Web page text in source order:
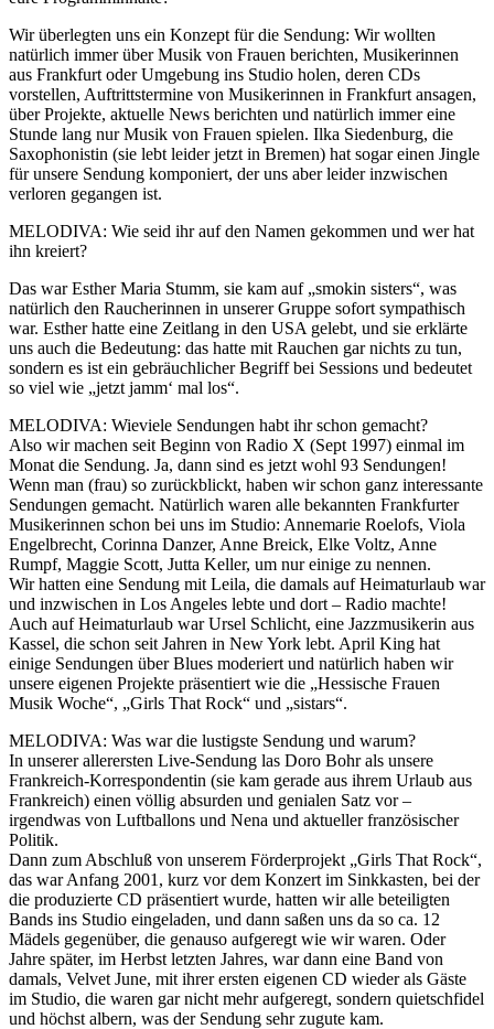
Wir überlegten uns ein Konzept für die Sendung: Wir wollten
natürlich immer über Musik von Frauen berichten, Musikerinnen
aus Frankfurt oder Umgebung ins Studio holen, deren CDs
vorstellen, Auftrittstermine von Musikerinnen in Frankfurt ansagen,
über Projekte, aktuelle News berichten und natürlich immer eine
Stunde lang nur Musik von Frauen spielen. Ilka Siedenburg, die
Saxophonistin (sie lebt leider jetzt in Bremen) hat sogar einen Jingle
für unsere Sendung komponiert, der uns aber leider inzwischen
verloren gegangen ist.
MELODIVA: Wie seid ihr auf den Namen gekommen und wer hat
ihn kreiert?
Das war Esther Maria Stumm, sie kam auf „smokin sisters“, was
natürlich den Raucherinnen in unserer Gruppe sofort sympathisch
war. Esther hatte eine Zeitlang in den USA gelebt, und sie erklärte
uns auch die Bedeutung: das hatte mit Rauchen gar nichts zu tun,
sondern es ist ein gebräuchlicher Begriff bei Sessions und bedeutet
so viel wie „jetzt jamm‘ mal los“.
MELODIVA: Wieviele Sendungen habt ihr schon gemacht?
Also wir machen seit Beginn von Radio X (Sept 1997) einmal im
Monat die Sendung. Ja, dann sind es jetzt wohl 93 Sendungen!
Wenn man (frau) so zurückblickt, haben wir schon ganz interessante
Sendungen gemacht. Natürlich waren alle bekannten Frankfurter
Musikerinnen schon bei uns im Studio: Annemarie Roelofs, Viola
Engelbrecht, Corinna Danzer, Anne Breick, Elke Voltz, Anne
Rumpf, Maggie Scott, Jutta Keller, um nur einige zu nennen.
Wir hatten eine Sendung mit Leila, die damals auf Heimaturlaub war
und inzwischen in Los Angeles lebte und dort – Radio machte!
Auch auf Heimaturlaub war Ursel Schlicht, eine Jazzmusikerin aus
Kassel, die schon seit Jahren in New York lebt. April King hat
einige Sendungen über Blues moderiert und natürlich haben wir
unsere eigenen Projekte präsentiert wie die „Hessische Frauen
Musik Woche“, „Girls That Rock“ und „sistars“.
MELODIVA: Was war die lustigste Sendung und warum?
In unserer allerersten Live-Sendung las Doro Bohr als unsere
Frankreich-Korrespondentin (sie kam gerade aus ihrem Urlaub aus
Frankreich) einen völlig absurden und genialen Satz vor –
irgendwas von Luftballons und Nena und aktueller französischer
Politik.
Dann zum Abschluß von unserem Förderprojekt „Girls That Rock“,
das war Anfang 2001, kurz vor dem Konzert im Sinkkasten, bei der
die produzierte CD präsentiert wurde, hatten wir alle beteiligten
Bands ins Studio eingeladen, und dann saßen uns da so ca. 12
Mädels gegenüber, die genauso aufgeregt wie wir waren. Oder
Jahre später, im Herbst letzten Jahres, war dann eine Band von
damals, Velvet June, mit ihrer ersten eigenen CD wieder als Gäste
im Studio, die waren gar nicht mehr aufgeregt, sondern quietschfidel
und höchst albern, was der Sendung sehr zugute kam.